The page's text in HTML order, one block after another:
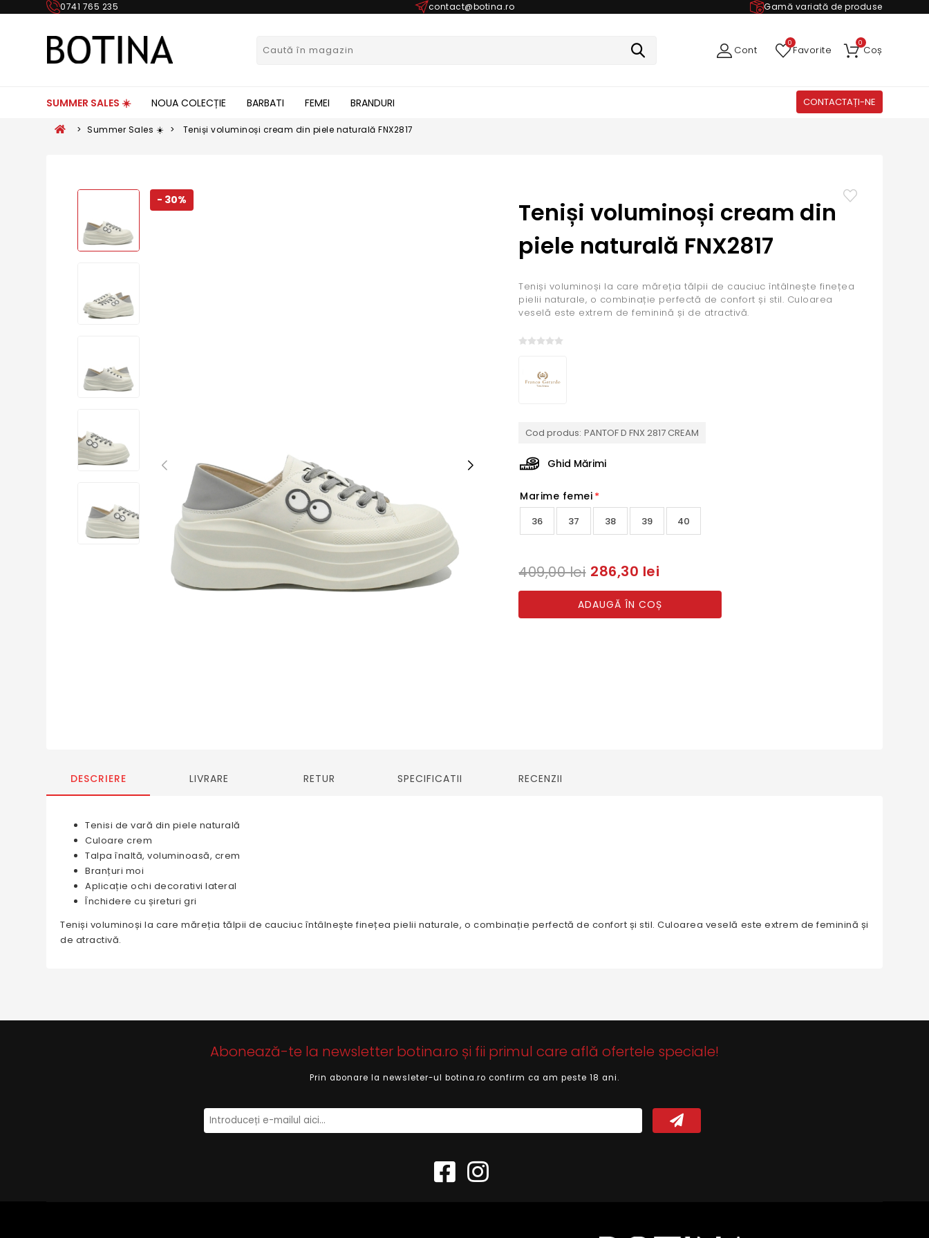
0741 765 235 contact@botina.ro Gamă variată de produse
Cont Favorite
0
Coș
0
SUMMER SALES ☀️ NOUA COLECȚIE BARBATI FEMEI BRANDURI CONTACTAȚI-NE
> Summer Sales ☀️ > Teniși voluminoși cream din piele naturală FNX2817
- 30%
Teniși voluminoși cream din
piele naturală FNX2817
Teniși voluminoși la care măreția tălpii de cauciuc întâlnește finețea
pielii naturale, o combinație perfectă de confort și stil. Culoarea
veselă este extrem de feminină și de atractivă.
Cod produs: PANTOF D FNX 2817 CREAM
Ghid Mărimi
Marime femei *
36 37 38 39 40
409,00 lei 286,30 lei
ADAUGĂ ÎN COȘ
DESCRIERE LIVRARE RETUR SPECIFICATII RECENZII
Tenisi de vară din piele naturală
Culoare crem
Talpa înaltă, voluminoasă, crem
Branțuri moi
Aplicație ochi decorativi lateral
Închidere cu șireturi gri
Teniși voluminoși la care măreția tălpii de cauciuc întâlnește finețea pielii naturale, o combinație perfectă de confort și stil. Culoarea veselă este extrem de feminină și
de atractivă.
Abonează-te la newsletter botina.ro și fii primul care află ofertele speciale!
Prin abonare la newsleter-ul botina.ro confirm ca am peste 18 ani.